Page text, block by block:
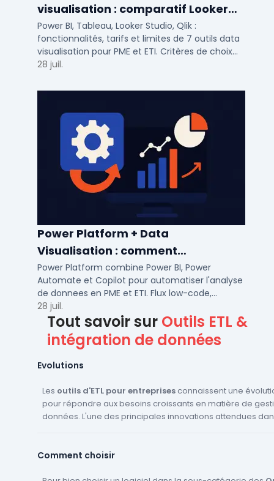
visualisation : comparatif Looker
Studio, Tableau vs Power BI et
autres
Power BI, Tableau, Looker Studio, Qlik :
fonctionnalités, tarifs et limites de 7 outils data
visualisation pour PME et ETI. Critères de choix
selon votre SI et vos cas d'usage.
28 juil.
Power Platform + Data
Visualisation : comment
automatiser l’analyse de vos
données ?
Power Platform combine Power BI, Power
Automate et Copilot pour automatiser l'analyse
de donnees en PME et ETI. Flux low-code,
tableaux de bord temps reel et gouvernance
integree.
28 juil.
Tout savoir sur Outils ETL &
intégration de données
Evolutions
Les outils d'ETL pour entreprisesconnaissent une
pour répondre aux besoins croissants en matière de
données. L'une des principales innovations attendues
d'ETL, de réduire les erreurs et d'améliorer l'efficacité. De
Comment choisir